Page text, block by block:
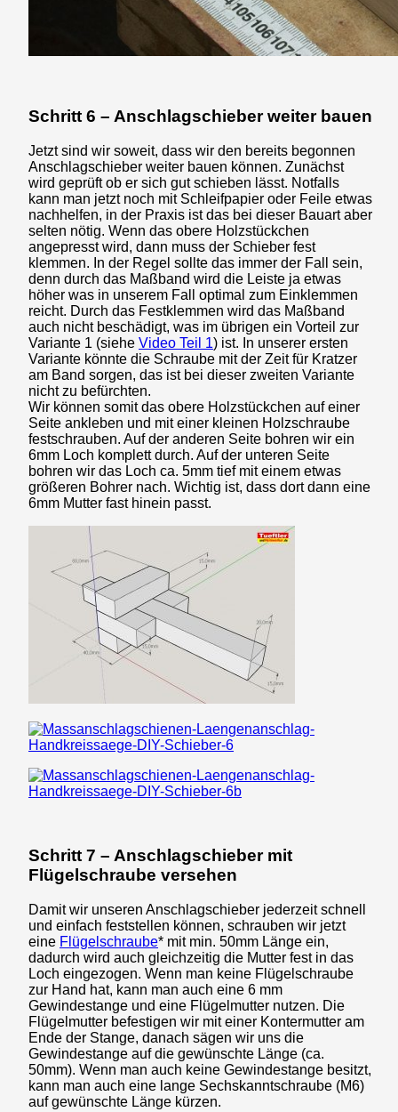
Schritt 6 – Anschlagschieber weiter bauen
Jetzt sind wir soweit, dass wir den bereits begonnen
Anschlagschieber weiter bauen können. Zunächst
wird geprüft ob er sich gut schieben lässt. Notfalls
kann man jetzt noch mit Schleifpapier oder Feile etwas
nachhelfen, in der Praxis ist das bei dieser Bauart aber
selten nötig. Wenn das obere Holzstückchen
angepresst wird, dann muss der Schieber fest
klemmen. In der Regel sollte das immer der Fall sein,
denn durch das Maßband wird die Leiste ja etwas
höher was in unserem Fall optimal zum Einklemmen
reicht. Durch das Festklemmen wird das Maßband
auch nicht beschädigt, was im übrigen ein Vorteil zur
Variante 1 (siehe Video Teil 1) ist. In unserer ersten
Variante könnte die Schraube mit der Zeit für Kratzer
am Band sorgen, das ist bei dieser zweiten Variante
nicht zu befürchten.
Wir können somit das obere Holzstückchen auf einer
Seite ankleben und mit einer kleinen Holzschraube
festschrauben. Auf der anderen Seite bohren wir ein
6mm Loch komplett durch. Auf der unteren Seite
bohren wir das Loch ca. 5mm tief mit einem etwas
größeren Bohrer nach. Wichtig ist, dass dort dann eine
6mm Mutter fast hinein passt.
Schritt 7 – Anschlagschieber mit
Flügelschraube versehen
Damit wir unseren Anschlagschieber jederzeit schnell
und einfach feststellen können, schrauben wir jetzt
eine Flügelschraube* mit min. 50mm Länge ein,
dadurch wird auch gleichzeitig die Mutter fest in das
Loch eingezogen. Wenn man keine Flügelschraube
zur Hand hat, kann man auch eine 6 mm
Gewindestange und eine Flügelmutter nutzen. Die
Flügelmutter befestigen wir mit einer Kontermutter am
Ende der Stange, danach sägen wir uns die
Gewindestange auf die gewünschte Länge (ca.
50mm). Wenn man auch keine Gewindestange besitzt,
kann man auch eine lange Sechskanntschraube (M6)
auf gewünschte Länge kürzen.